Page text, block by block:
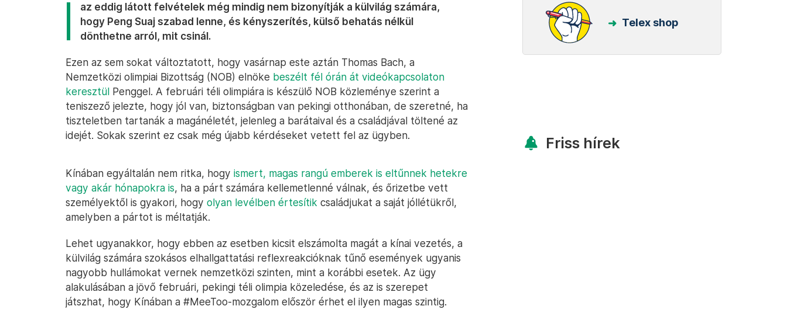
az eddig látott felvételek még mindig nem bizonyítják a külvilág számára,
hogy Peng Suaj szabad lenne, és kényszerítés, külső behatás nélkül
dönthetne arról, mit csinál.
Ezen az sem sokat változtatott, hogy vasárnap este aztán Thomas Bach, a
Nemzetközi olimpiai Bizottság (NOB) elnöke beszélt fél órán át videókapcsolaton
keresztül Penggel. A februári téli olimpiára is készülő NOB közleménye szerint a
teniszező jelezte, hogy jól van, biztonságban van pekingi otthonában, de szeretné, ha
tiszteletben tartanák a magánéletét, jelenleg a barátaival és a családjával töltené az
idejét. Sokak szerint ez csak még újabb kérdéseket vetett fel az ügyben.
Kínában egyáltalán nem ritka, hogy ismert, magas rangú emberek is eltűnnek hetekre
vagy akár hónapokra is, ha a párt számára kellemetlenné válnak, és őrizetbe vett
személyektől is gyakori, hogy olyan levélben értesítik családjukat a saját jóllétükről,
amelyben a pártot is méltatják.
Lehet ugyanakkor, hogy ebben az esetben kicsit elszámolta magát a kínai vezetés, a
külvilág számára szokásos elhallgattatási reflexreakcióknak tűnő események ugyanis
nagyobb hullámokat vernek nemzetközi szinten, mint a korábbi esetek. Az ügy
alakulásában a jövő februári, pekingi téli olimpia közeledése, és az is szerepet
játszhat, hogy Kínában a #MeeToo-mozgalom először érhet el ilyen magas szintig.
Telex shop
Friss hírek